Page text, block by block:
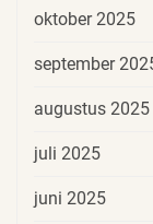
oktober 2025
september
augustus 2025
juli 2025
juni 2025